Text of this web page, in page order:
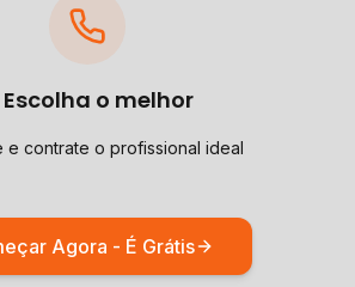
Escolha o melhor
e contrate o profissional ideal
Agora - É Grátis